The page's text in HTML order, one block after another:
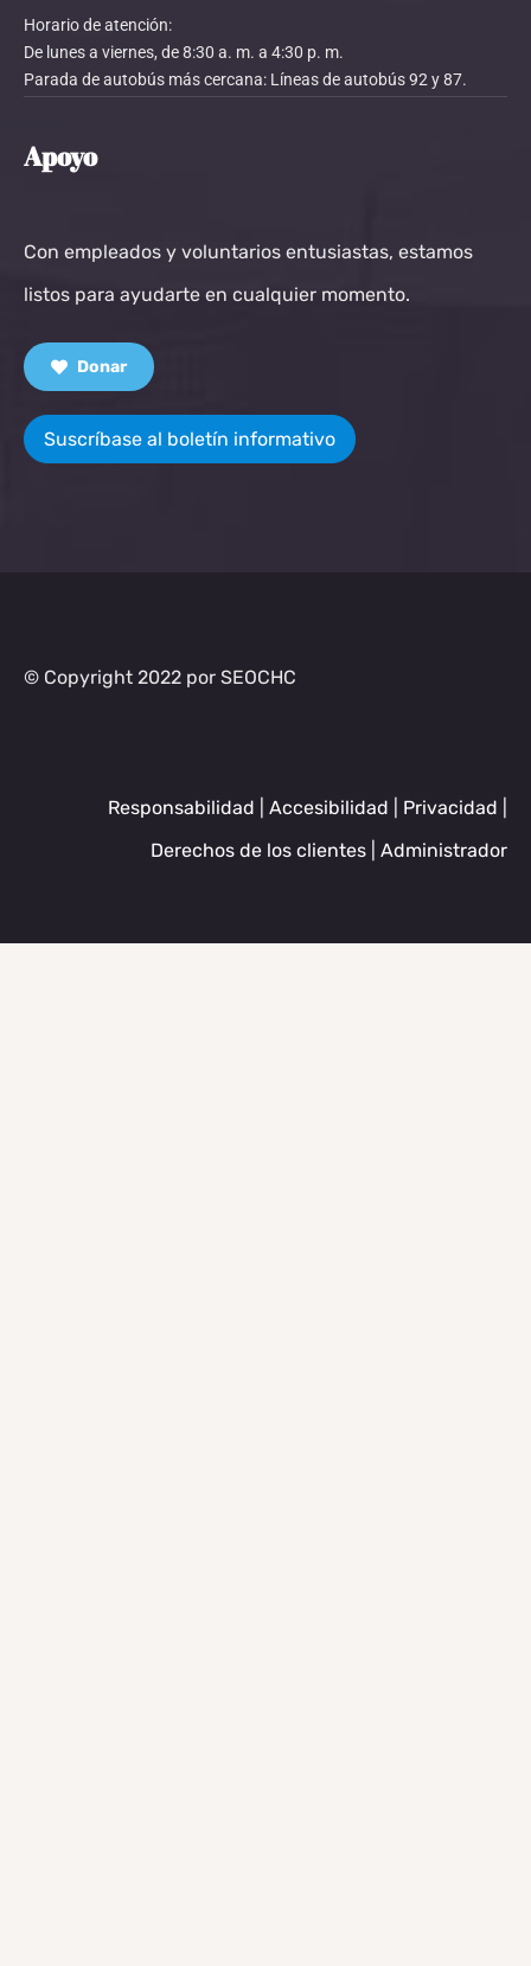
Horario de atención:
De lunes a viernes, de 8:30 a. m. a 4:30 p. m.
Parada de autobús más cercana: Líneas de autobús 92 y 87.
Apoyo
Con empleados y voluntarios entusiastas, estamos
listos para ayudarte en cualquier momento.
Donar
Suscríbase al boletín informativo
© Copyright 2022 por SEOCHC
Responsabilidad Accesibilidad Privacidad
Derechos de los clientes
Administrador